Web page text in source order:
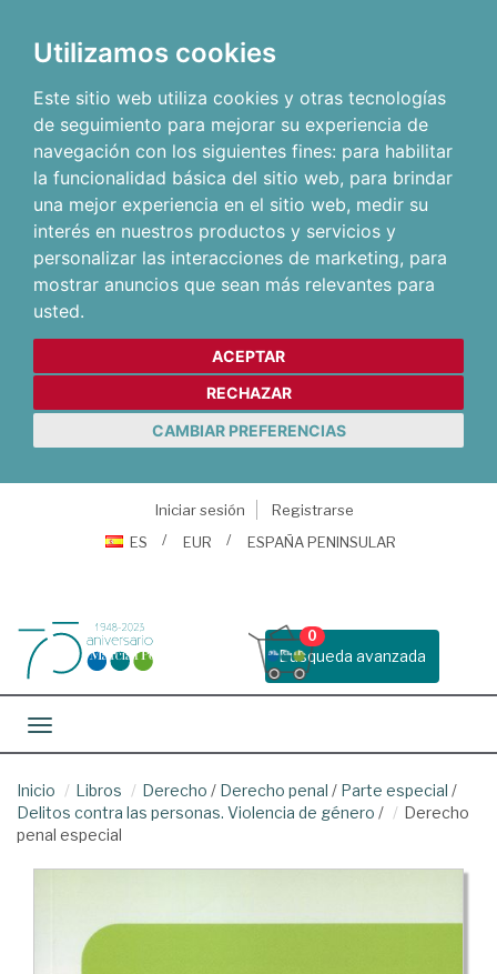
Utilizamos cookies
Este sitio web utiliza cookies y otras tecnologías
de seguimiento para mejorar su experiencia de
navegación con los siguientes fines: para habilitar
la funcionalidad básica del sitio web, para brindar
una mejor experiencia en el sitio web, medir su
interés en nuestros productos y servicios y
personalizar las interacciones de marketing, para
mostrar anuncios que sean más relevantes para
usted.
ACEPTAR
RECHAZAR
CAMBIAR PREFERENCIAS
Iniciar sesión
Registrarse
ES
EUR ESPAÑA PENINSULAR
Busqueda avanzada
0
Toggle navigation
Inicio Libros Derecho / Derecho penal / Parte especial /
Delitos contra las personas. Violencia de género /
Derecho
penal especial